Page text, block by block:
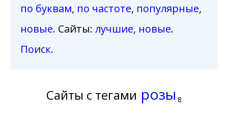
по буквам, по частоте, популярные,
новые. Сайты: лучшие, новые.
Поиск.
Сайты с тегами розы 8